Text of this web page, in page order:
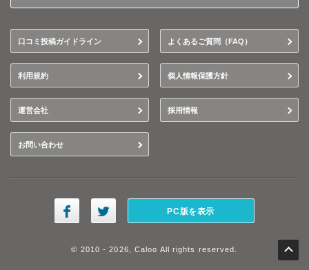
口コミ投稿ガイドライン よくあるご質問（FAQ）
利用規約 個人情報保護方針
運営会社 採用情報
お問い合わせ
PC版を表示
© 2010 - 2026, Caloo All rights reserved.